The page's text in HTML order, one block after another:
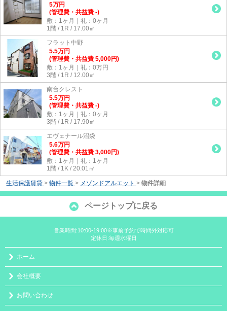
5万円
(管理費・共益費 -)
敷：1ヶ月｜礼：0ヶ月
1階 / 1R / 17.00㎡
フラット中野
5.5万円
(管理費・共益費 5,000円)
敷：1ヶ月｜礼：0万円
3階 / 1R / 12.00㎡
南台クレスト
5.5万円
(管理費・共益費 -)
敷：1ヶ月｜礼：0ヶ月
3階 / 1R / 17.90㎡
エヴェナール沼袋
5.6万円
(管理費・共益費 3,000円)
敷：1ヶ月｜礼：1ヶ月
1階 / 1K / 20.01㎡
生活保護賃貸 > 物件一覧 > メゾンドアルエット > 物件詳細
ページトップに戻る
営業時間:10:00-19:00※事前予約で時間外対応可
定休日:毎週水曜日
ホーム
会社概要
お問い合わせ